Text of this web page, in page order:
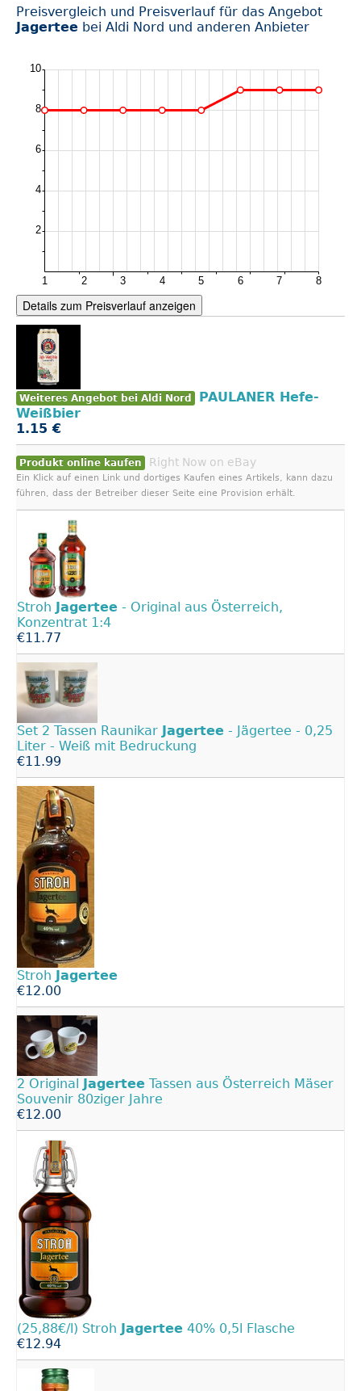
Preisvergleich und Preisverlauf für das Angebot
Jagertee bei Aldi Nord und anderen Anbieter
Details zum Preisverlauf anzeigen
Weiteres Angebot bei Aldi Nord
PAULANER Hefe-
Weißbier
1.15 €
Produkt online kaufen Right Now on eBay
Ein Klick auf einen Link und dortiges Kaufen eines Artikels, kann dazu
führen, dass der Betreiber dieser Seite eine Provision erhält.
Stroh Jagertee - Original aus Österreich,
Konzentrat 1:4
€11.77
Set 2 Tassen Raunikar Jagertee - Jägertee - 0,25
Liter - Weiß mit Bedruckung
€11.99
Stroh Jagertee
€12.00
2 Original Jagertee Tassen aus Österreich Mäser
Souvenir 80ziger Jahre
€12.00
(25,88€/l) Stroh Jagertee 40% 0,5l Flasche
€12.94